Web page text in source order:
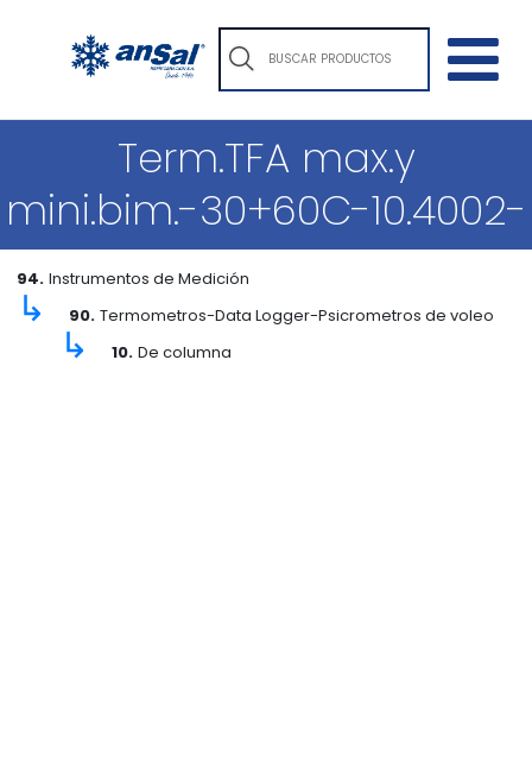
Term.TFA max.y
mini.bim.-30+60C-10.4002-
94. Instrumentos de Medición
↳ 90. Termometros-Data Logger-Psicrometros de voleo
↳ 10. De columna